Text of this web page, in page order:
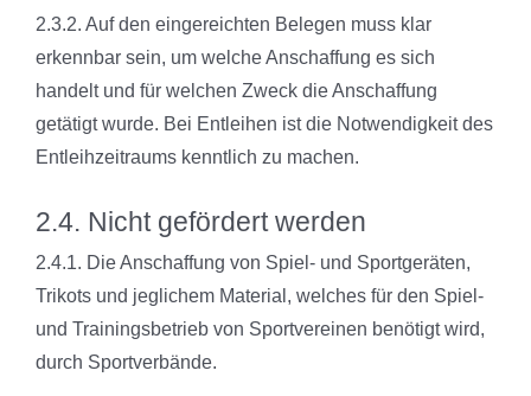
2.3.2. Auf den eingereichten Belegen muss klar
erkennbar sein, um welcheAnschaffung es sich
handelt und für welchen Zweck die Anschaffung
getätigt wurde. Bei Entleihen ist die Notwendigkeit des
Entleihzeitraums kenntlich zu machen.
2.4. Nicht gefördert werden
2.4.1. Die Anschaffung von Spiel- und Sportgeräten,
Trikots und jeglichem Material, welches für den Spiel-
und Trainingsbetrieb von Sportvereinen benötigt wird,
durch Sportverbände.